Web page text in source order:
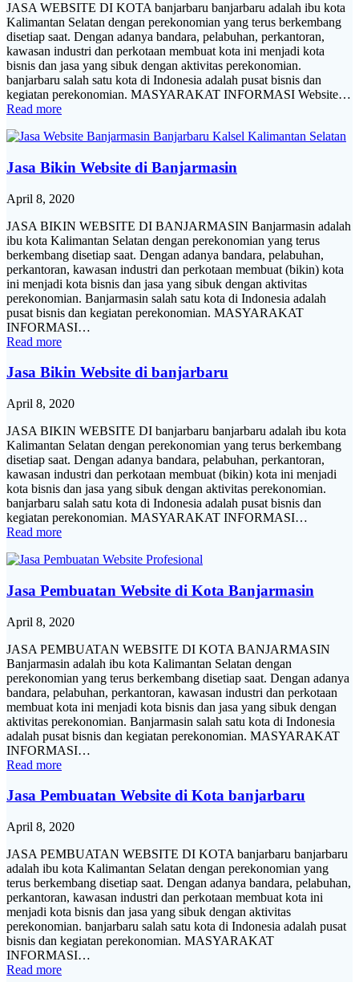
JASA WEBSITE DI KOTA banjarbaru banjarbaru adalah ibu kota
Kalimantan Selatan dengan perekonomian yang terus berkembang
disetiap saat. Dengan adanya bandara, pelabuhan, perkantoran,
kawasan industri dan perkotaan membuat kota ini menjadi kota
bisnis dan jasa yang sibuk dengan aktivitas perekonomian.
banjarbaru salah satu kota di Indonesia adalah pusat bisnis dan
kegiatan perekonomian. MASYARAKAT INFORMASI Website…
Read more
Jasa Bikin Website di Banjarmasin
April 8, 2020
JASA BIKIN WEBSITE DI BANJARMASIN Banjarmasin adalah
ibu kota Kalimantan Selatan dengan perekonomian yang terus
berkembang disetiap saat. Dengan adanya bandara, pelabuhan,
perkantoran, kawasan industri dan perkotaan membuat (bikin) kota
ini menjadi kota bisnis dan jasa yang sibuk dengan aktivitas
perekonomian. Banjarmasin salah satu kota di Indonesia adalah
pusat bisnis dan kegiatan perekonomian. MASYARAKAT
INFORMASI…
Read more
Jasa Bikin Website di banjarbaru
April 8, 2020
JASA BIKIN WEBSITE DI banjarbaru banjarbaru adalah ibu kota
Kalimantan Selatan dengan perekonomian yang terus berkembang
disetiap saat. Dengan adanya bandara, pelabuhan, perkantoran,
kawasan industri dan perkotaan membuat (bikin) kota ini menjadi
kota bisnis dan jasa yang sibuk dengan aktivitas perekonomian.
banjarbaru salah satu kota di Indonesia adalah pusat bisnis dan
kegiatan perekonomian. MASYARAKAT INFORMASI…
Read more
Jasa Pembuatan Website di Kota Banjarmasin
April 8, 2020
JASA PEMBUATAN WEBSITE DI KOTA BANJARMASIN
Banjarmasin adalah ibu kota Kalimantan Selatan dengan
perekonomian yang terus berkembang disetiap saat. Dengan adanya
bandara, pelabuhan, perkantoran, kawasan industri dan perkotaan
membuat kota ini menjadi kota bisnis dan jasa yang sibuk dengan
aktivitas perekonomian. Banjarmasin salah satu kota di Indonesia
adalah pusat bisnis dan kegiatan perekonomian. MASYARAKAT
INFORMASI…
Read more
Jasa Pembuatan Website di Kota banjarbaru
April 8, 2020
JASA PEMBUATAN WEBSITE DI KOTA banjarbaru banjarbaru
adalah ibu kota Kalimantan Selatan dengan perekonomian yang
terus berkembang disetiap saat. Dengan adanya bandara, pelabuhan,
perkantoran, kawasan industri dan perkotaan membuat kota ini
menjadi kota bisnis dan jasa yang sibuk dengan aktivitas
perekonomian. banjarbaru salah satu kota di Indonesia adalah pusat
bisnis dan kegiatan perekonomian. MASYARAKAT
INFORMASI…
Read more